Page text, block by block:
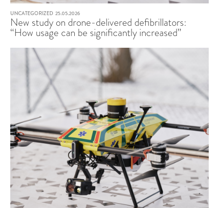
UNCATEGORIZED 25.05.2026
New study on drone-delivered defibrillators:
“How usage can be significantly increased”